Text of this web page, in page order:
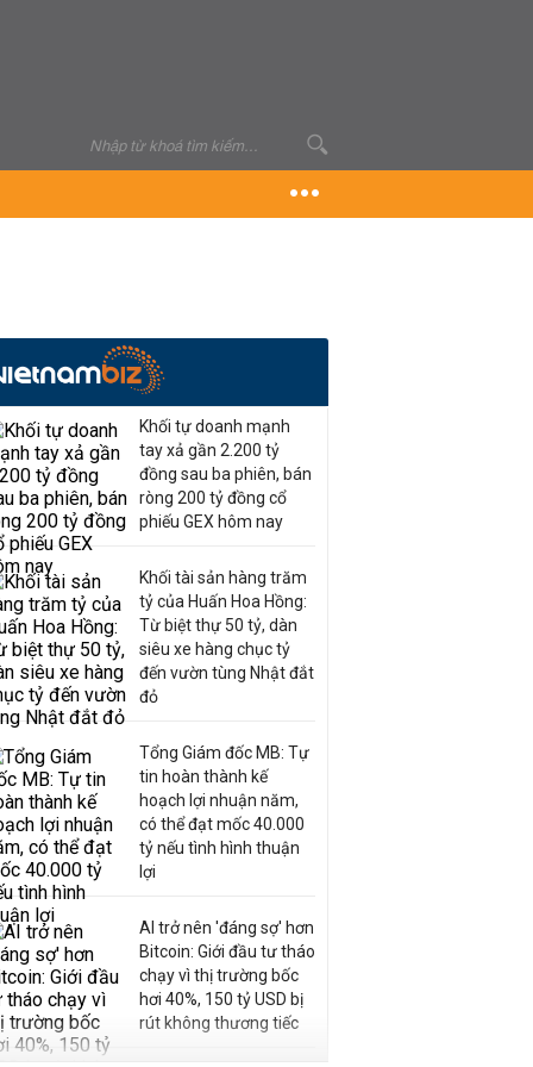
Khối tự doanh mạnh
tay xả gần 2.200 tỷ
đồng sau ba phiên, bán
ròng 200 tỷ đồng cổ
phiếu GEX hôm nay
Khối tài sản hàng trăm
tỷ của Huấn Hoa Hồng:
Từ biệt thự 50 tỷ, dàn
siêu xe hàng chục tỷ
đến vườn tùng Nhật đắt
đỏ
Tổng Giám đốc MB: Tự
tin hoàn thành kế
hoạch lợi nhuận năm,
có thể đạt mốc 40.000
tỷ nếu tình hình thuận
lợi
AI trở nên 'đáng sợ' hơn
Bitcoin: Giới đầu tư tháo
chạy vì thị trường bốc
hơi 40%, 150 tỷ USD bị
rút không thương tiếc